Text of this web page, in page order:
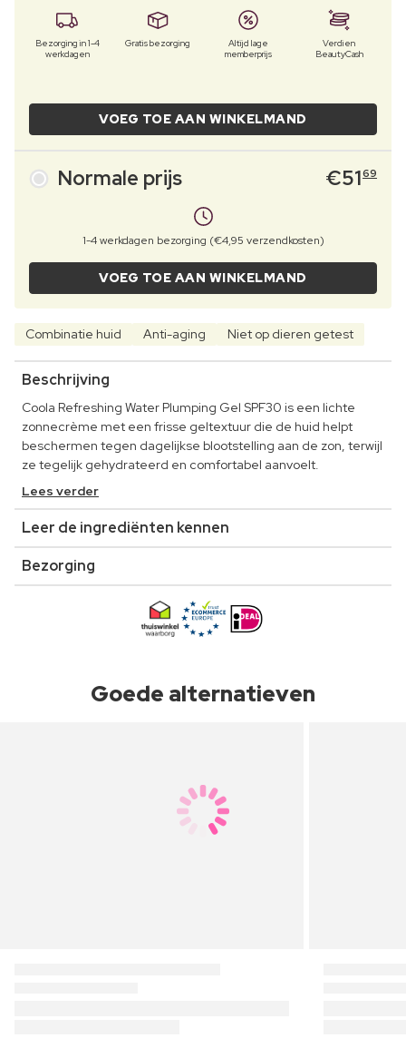
Bezorging in 1-4
werkdagen
Gratis bezorging
Altijd lage
memberprijs
Verdien
BeautyCash
VOEG TOE AAN WINKELMAND
Normale prijs €5169
1-4 werkdagen bezorging (€4,95 verzendkosten)
VOEG TOE AAN WINKELMAND
Combinatie huid Anti-aging Niet op dieren getest
Beschrijving
Coola Refreshing Water Plumping Gel SPF30 is een lichte
zonnecrème met een frisse geltextuur die de huid helpt
beschermen tegen dagelijkse blootstelling aan de zon, terwijl
ze tegelijk gehydrateerd en comfortabel aanvoelt.
Lees verder
Leer de ingrediënten kennen
Bezorging
Goede alternatieven